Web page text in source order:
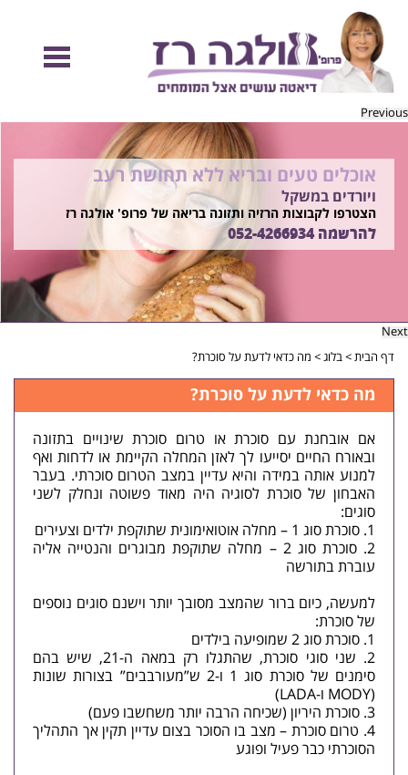
Previous
להיות מוכנות לקיץ הזה ולזה שאחריו!
בשיטת ד"ר אולגה רז
רוצים ללמוד איך?
התקשרו 052-4266934
אוכלים טעים ובריא ללא תחושת רעב
ויורדים במשקל
הצטרפו לקבוצות הרזיה ותזונה בריאה של פרופ' אולגה רז
להרשמה052-4266934
Next
דף הבית>בלוג> מה כדאי לדעת על סוכרת?
מה כדאי לדעת על סוכרת?
אם אובחנת עם סוכרת או טרום סוכרת שינויים בתזונה
ובאורח החיים יסייעו לך לאזן המחלה הקיימת או לדחות ואף
למנוע אותה במידה והיא עדיין במצב הטרום סוכרתי. בעבר
האבחון של סוכרת לסוגיה היה מאוד פשוטה ונחלק לשני
סוגים:
1. סוכרת סוג 1 – מחלה אוטואימונית שתוקפת ילדים וצעירים
2. סוכרת סוג 2 – מחלה שתוקפת מבוגרים והנטייה אליה
עוברת בתורשה
למעשה, כיום ברור שהמצב מסובך יותר וישנם סוגים נוספים
של סוכרת:
1. סוכרת סוג 2 שמופיעה בילדים
2. שני סוגי סוכרת, שהתגלו רק במאה ה-21, שיש בהם
סימנים של סוכרת סוג 1 ו-2 ש”מעורבבים” בצורות שונות
(MODY ו-LADA)
3. סוכרת היריון (שכיחה הרבה יותר משחשבו פעם)
4. טרום סוכרת – מצב בו הסוכר בצום עדיין תקין אך התהליך
הסוכרתי כבר פעיל ופוגע